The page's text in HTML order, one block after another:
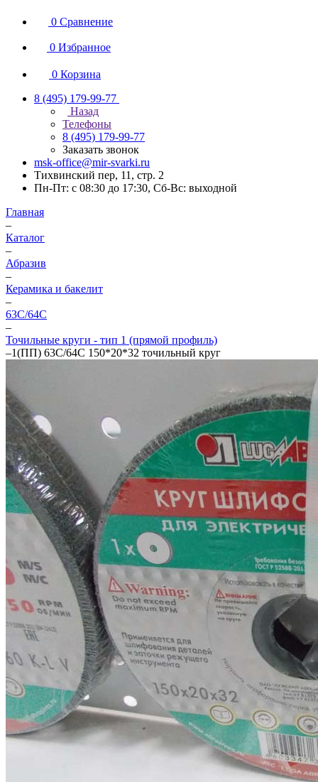
0 Сравнение
0 Избранное
0 Корзина
8 (495) 179-99-77
Назад
Телефоны
8 (495) 179-99-77
Заказать звонок
msk-office@mir-svarki.ru
Тихвинский пер, 11, стр. 2
Пн-Пт: с 08:30 до 17:30, Сб-Вс: выходной
Главная
–
Каталог
–
Абразив
–
Керамика и бакелит
–
63С/64С
–
Точильные круги - тип 1 (прямой профиль)
–1(ПП) 63С/64C 150*20*32 точильный круг